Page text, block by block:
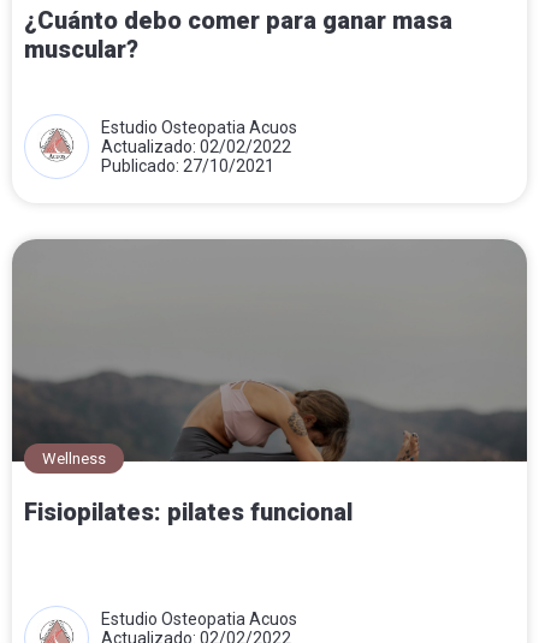
¿Cuánto debo comer para ganar masa
muscular?
Estudio Osteopatia Acuos
Actualizado: 02/02/2022
Publicado: 27/10/2021
Wellness
Fisiopilates: pilates funcional
Estudio Osteopatia Acuos
Actualizado: 02/02/2022